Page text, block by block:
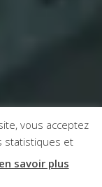
vous acceptez
statistiques et
en savoir plus